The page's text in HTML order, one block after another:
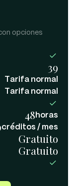
opciones
39
Tarifa normal
Tarifa normal
48 horas
créditos / mes
Gratuito
Gratuito